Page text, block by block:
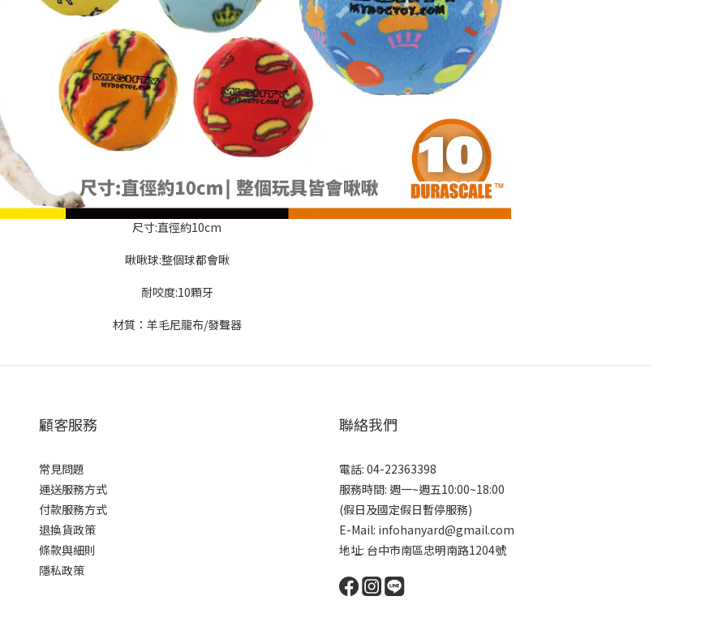
尺寸:直徑約10cm
啾啾球:整個球都會啾
耐咬度:10顆牙
材質：羊毛尼龍布/發聲器
顧客服務
常見問題
運送服務方式
付款服務方式
退換貨政策
條款與細則
隱私政策
聯絡我們
電話: 04-22363398
服務時間: 週一~週五10:00~18:00
(假日及國定假日暫停服務)
E-Mail: infohanyard@gmail.com
地址: 台中市南區忠明南路1204號